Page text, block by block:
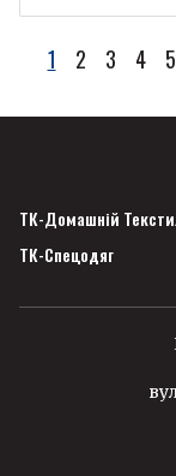
1 2 3 4 5
ТК-Домашній
ТК-Спецодяг